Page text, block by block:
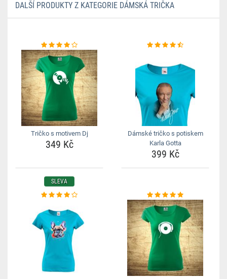
DALŠÍ PRODUKTY Z KATEGORIE DÁMSKÁ TRIČKA
Tričko s motivem Dj
349 Kč
Dámské tričko s potiskem
Karla Gotta
399 Kč
SLEVA